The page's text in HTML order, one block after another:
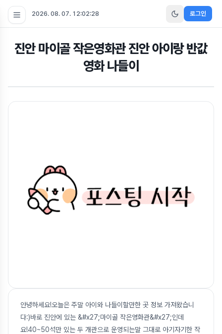
2026. 08. 07. 12:02:28 로그인
진안 마이골 작은영화관 진안 아이랑 반값
영화 나들이
안녕하세요!오늘은 주말 아이와 나들이할만한 곳 정보 가져왔습니
다:)바로 진안에 있는 &#x27;마이골 작은영화관&#x27;인데
요!40~50석만 있는 두 개관으로 운영되는말 그대로 아기자기한 작